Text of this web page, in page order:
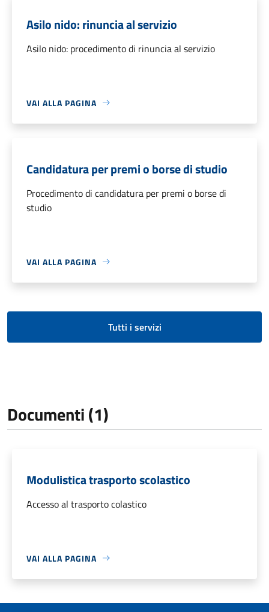
Asilo nido: rinuncia al servizio
Asilo nido: procedimento di rinuncia al servizio
VAI ALLA PAGINA
Candidatura per premi o borse di studio
Procedimento di candidatura per premi o borse di
studio
VAI ALLA PAGINA
Tutti i servizi
Documenti (1)
Modulistica trasporto scolastico
Accesso al trasporto colastico
VAI ALLA PAGINA